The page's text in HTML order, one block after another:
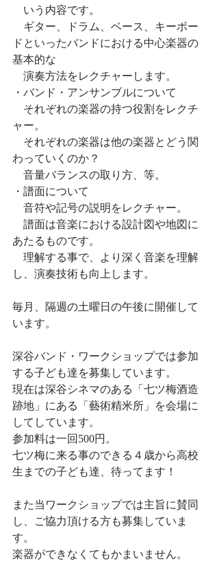
いう内容です。
ギター、ドラム、ベース、キーボー
ドといったバンドにおける中心楽器の
基本的な
演奏方法をレクチャーします。
・バンド・アンサンブルについて
それぞれの楽器の持つ役割をレクチ
ャー。
それぞれの楽器は他の楽器とどう関
わっていくのか？
音量バランスの取り方、等。
・譜面について
音符や記号の説明をレクチャー。
譜面は音楽における設計図や地図に
あたるものです。
理解する事で、より深く音楽を理解
し、演奏技術も向上します。
毎月、隔週の土曜日の午後に開催して
います。
深谷バンド・ワークショップでは参加
する子ども達を募集しています。
現在は深谷シネマのある「七ツ梅酒造
跡地」にある「藝術精米所」を会場に
してしています。
参加料は一回500円。
七ツ梅に来る事のできる４歳から高校
生までの子ども達、待ってます！
また当ワークショップでは主旨に賛同
し、ご協力頂ける方も募集していま
す。
楽器ができなくてもかまいません。